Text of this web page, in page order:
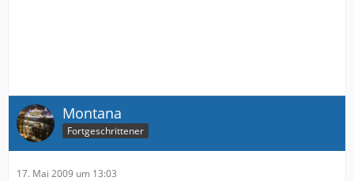
Montana
Fortgeschrittener
17. Mai 2009 um 13:03